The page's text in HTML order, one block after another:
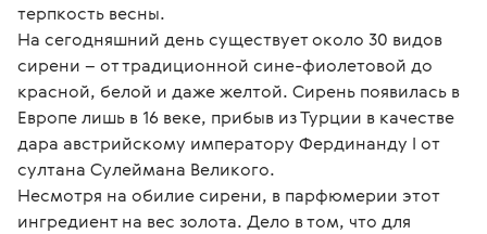
терпкость весны.
На сегодняшний день существует около 30 видов
сирени – от традиционной сине-фиолетовой до
красной, белой и даже желтой. Сирень появилась в
Европе лишь в 16 веке, прибыв из Турции в качестве
дара австрийскому императору Фердинанду I от
султана Сулеймана Великого.
Несмотря на обилие сирени, в парфюмерии этот
ингредиент на вес золота. Дело в том, что для